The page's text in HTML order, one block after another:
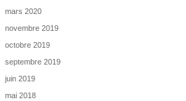
mars 2020
novembre 2019
octobre 2019
septembre 2019
juin 2019
mai 2018